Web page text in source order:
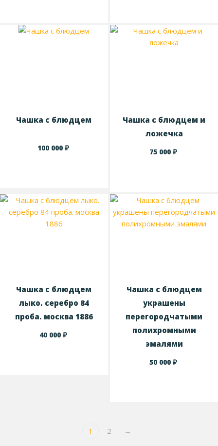
Чашка с блюдцем
100 000 ₽
Чашка с блюдцем и
ложечка
75 000₽
Чашка с блюдцем
лыко. серебро 84
проба. москва 1886
40 000 ₽
Чашка с блюдцем
украшены
перегородчатыми
полихромными
эмалями
50 000₽
1 2 →